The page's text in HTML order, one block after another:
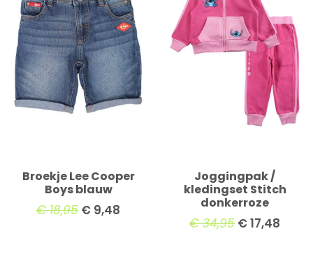
Broekje Lee Cooper
Boys blauw
€18,95 € 9,48
Joggingpak /
kledingset Stitch
donkerroze
€34,95 €17,48